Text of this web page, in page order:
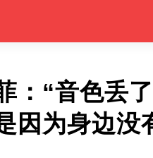
：“音色丢
因为身边没